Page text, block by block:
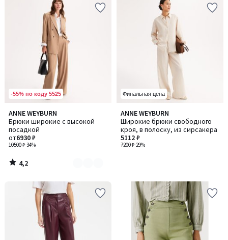
-55% по коду 5525
ANNE WEYBURN
Брюки широкие с высокой
посадкой
10500 ₽-34%
от6930 ₽
4,2
/ 5
Количество
цветов:
2
4,2
/
Финальная цена
ANNE WEYBURN
Широкие брюки свободного
кроя, в полоску, из сирсакера
7200 ₽-29%
5112 ₽